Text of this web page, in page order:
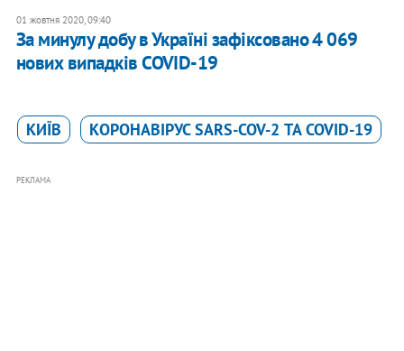
01 жовтня 2020, 09:40
За минулу добу в Україні зафіксовано 4 069
нових випадків COVID-19
КИЇВ КОРОНАВІРУС SARS-COV-2 ТА COVID-19
РЕКЛАМА